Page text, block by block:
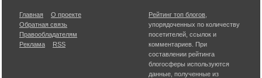
Главная
О проекте
Обратная связь
Правообладателям
Реклама
RSS
Рейтинг топ блогов
упорядоченных по количеству
посетителей, ссылок и
комментариев. При
составлении рейтинга
блогосферы используются
данные, полученные из